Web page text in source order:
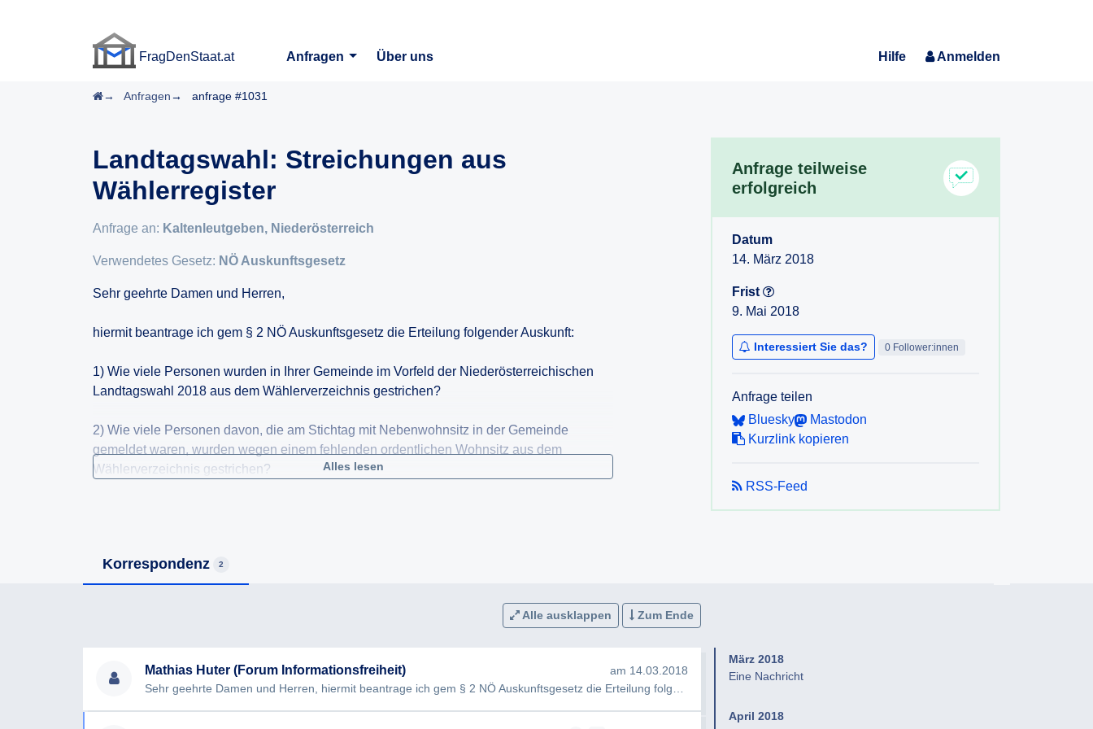
FragDenStaat.at
Anfragen
Über uns Hilfe Anmelden
Startseite
Anfragen anfrage #1031
Landtagswahl: Streichungen aus
Wählerregister
Anfrage an: Kaltenleutgeben, Niederösterreich
Verwendetes Gesetz: NÖ Auskunftsgesetz
Sehr geehrte Damen und Herren,
hiermit beantrage ich gem § 2 NÖ Auskunftsgesetz die Erteilung folgender Auskunft:
1) Wie viele Personen wurden in Ihrer Gemeinde im Vorfeld der Niederösterreichischen
Landtagswahl 2018 aus dem Wählerverzeichnis gestrichen?
2) Wie viele Personen davon, die am Stichtag mit Nebenwohnsitz in der Gemeinde
gemeldet waren, wurden wegen einem fehlenden ordentlichen Wohnsitz aus dem
Wählerverzeichnis gestrichen?
4) Welche Ermittlungsverfahren und Kontaktversuche mit Betroffenen wurden durchgeführt
und nach welchen Kriterien erfolgte die Beurteilung, ob ein „ordentlicher Wohnsitz“
6) Wie viele Berichtigungsanträge gem. §28 der NÖ Landtagswahlordnung trafen bei der
Alles lesen
Anfrage teilweise
erfolgreich
Datum
14. März 2018
Frist
9. Mai 2018
Interessiert Sie das? 0 Follower:innen
Anfrage teilen
Bluesky
Mastodon
Kurzlink kopieren
RSS-Feed
Korrespondenz 2
Alle ausklappen Zum Ende
Mathias Huter (Forum Informationsfreiheit)
am 14.03.2018
März 2018
Eine Nachricht
April 2018